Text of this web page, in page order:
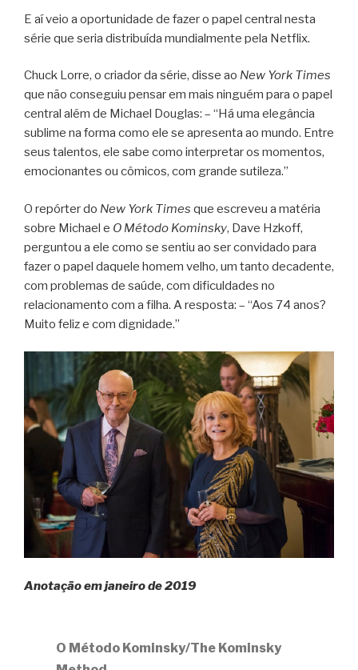
E aí veio a oportunidade de fazer o papel central nesta
série que seria distribuída mundialmente pela Netflix.
Chuck Lorre, o criador da série, disse ao New York Times
que não conseguiu pensar em mais ninguém para o papel
central além de Michael Douglas: – “Há uma elegância
sublime na forma como ele se apresenta ao mundo. Entre
seus talentos, ele sabe como interpretar os momentos,
emocionantes ou cômicos, com grande sutileza.”
O repórter do New York Times que escreveu a matéria
sobre Michael e O Método Kominsky, Dave Hzkoff,
perguntou a ele como se sentiu ao ser convidado para
fazer o papel daquele homem velho, um tanto decadente,
com problemas de saúde, com dificuldades no
relacionamento com a filha. A resposta: – “Aos 74 anos?
Muito feliz e com dignidade.”
Anotação em janeiro de 2019
O Método Kominsky/The Kominsky